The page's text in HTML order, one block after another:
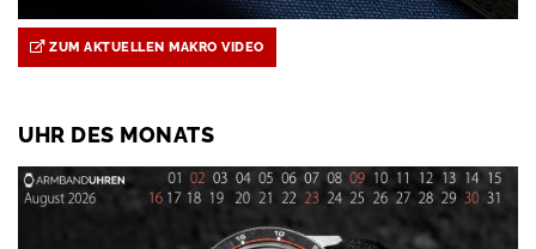
ZUM AKTUELLEN MAKRO VIDEO
UHR DES MONATS